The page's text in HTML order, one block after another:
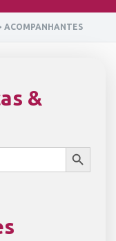
ACOMPANHANTES
&
SEARCH BUTTON